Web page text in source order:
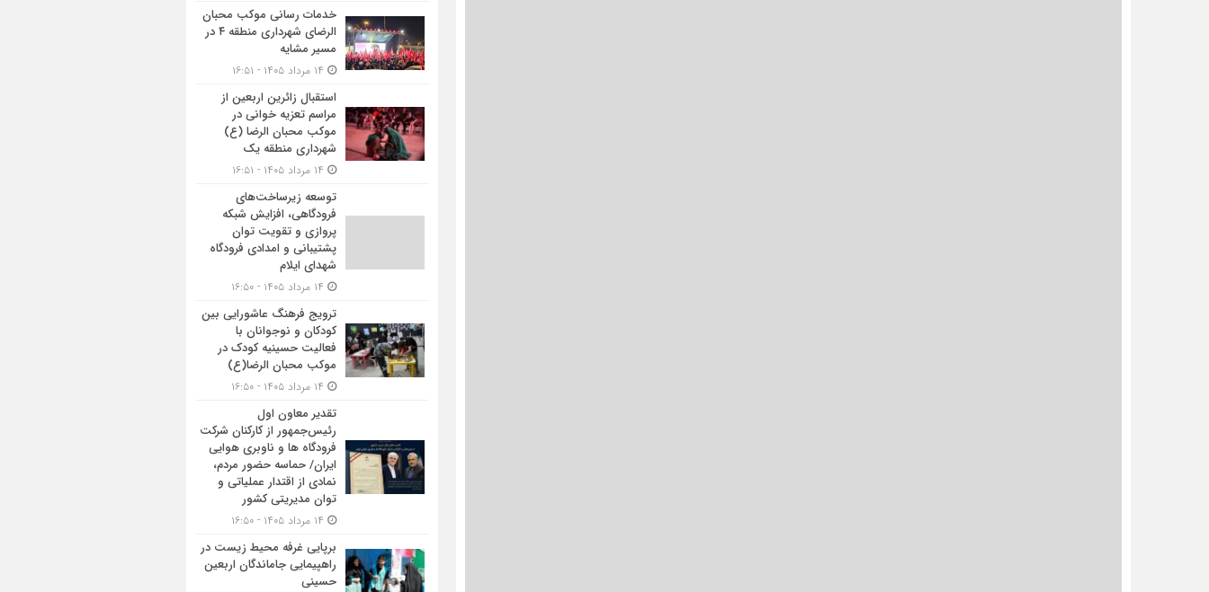
خدمات رسانی موکب محبان
الرضای شهرداری منطقه ۴ در
مسیر مشایه
استقبال زائرین اربعین از
مراسم تعزیه خوانی در
موکب محبان الرضا (ع)
شهرداری منطقه یک
توسعه زیرساخت‌های
فرودگاهی، افزایش شبکه
پروازی و تقویت توان
پشتیبانی و امدادی فرودگاه
شهدای ایلام
ترویج فرهنگ عاشورایی بین
کودکان و نوجوانان با
فعالیت حسینیه کودک در
موکب محبان الرضا(ع)
تقدیر معاون اول
رئیس‌جمهور از کارکنان شرکت
فرودگاه ها و ناوبری هوایی
ایران/ حماسه حضور مردم،
نمادی از اقتدار عملیاتی و
توان مدیریتی کشور
برپایی غرفه محیط زیست در
راهپیمایی جاماندگان اربعین
حسینی